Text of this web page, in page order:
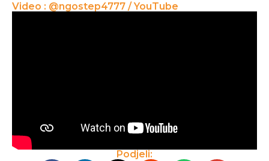
Video : @ngostep4777 / YouTube
Podjeli: